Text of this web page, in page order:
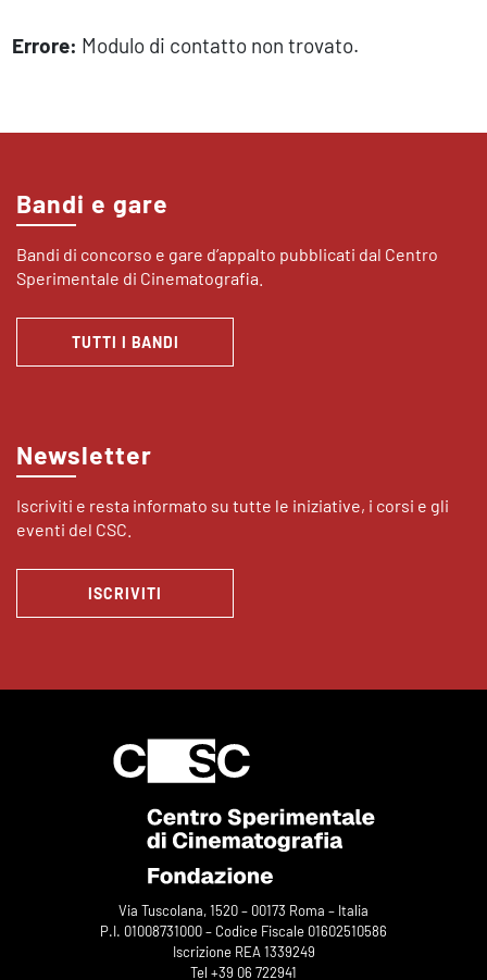
Errore: Modulo di contatto non trovato.
Bandi e gare
Bandi di concorso e gare d’appalto pubblicati dal Centro
Sperimentale di Cinematografia.
TUTTI I BANDI
Newsletter
Iscriviti e resta informato su tutte le iniziative, i corsi e gli
eventi del CSC.
ISCRIVITI
Via Tuscolana, 1520 – 00173 Roma – Italia
P.I. 01008731000 – Codice Fiscale 01602510586
Iscrizione REA 1339249
Tel +39 06 722941